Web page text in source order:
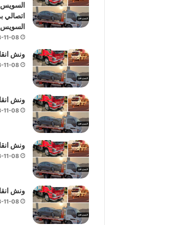
اتصالي
11-08
ونش
11-08
ونش انقاذ
11-08
ونش
11-08
ونش
11-08